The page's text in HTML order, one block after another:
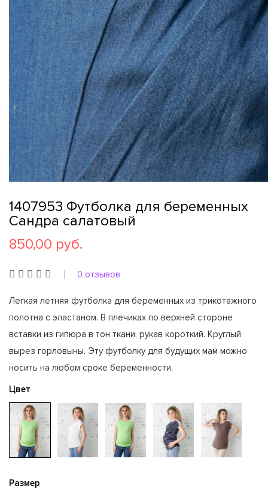
1407953 Футболка для беременных
Сандра салатовый
850,00 руб.
0 отзывов
Легкая летняя футболка для беременных из трикотажного
полотна с эластаном. В плечиках по верхней стороне
вставки из гипюра в тон ткани, рукав короткий. Круглый
вырез горловыны. Эту футболку для будущих мам можно
носить на любом сроке беременности.
Цвет
Размер